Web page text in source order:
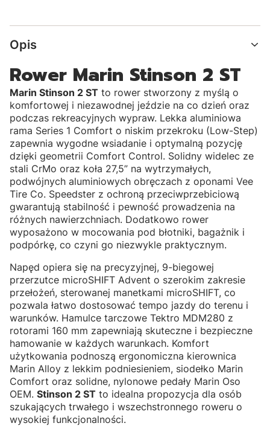
Opis
Rower Marin Stinson 2 ST
Marin Stinson 2 ST to rower stworzony z myślą o
komfortowej i niezawodnej jeździe na co dzień oraz
podczas rekreacyjnych wypraw. Lekka aluminiowa
rama Series 1 Comfort o niskim przekroku (Low-Step)
zapewnia wygodne wsiadanie i optymalną pozycję
dzięki geometrii Comfort Control. Solidny widelec ze
stali CrMo oraz koła 27,5” na wytrzymałych,
podwójnych aluminiowych obręczach z oponami Vee
Tire Co. Speedster z ochroną przeciwprzebiciową
gwarantują stabilność i pewność prowadzenia na
różnych nawierzchniach. Dodatkowo rower
wyposażono w mocowania pod błotniki, bagażnik i
podpórkę, co czyni go niezwykle praktycznym.
Napęd opiera się na precyzyjnej, 9-biegowej
przerzutce microSHIFT Advent o szerokim zakresie
przełożeń, sterowanej manetkami microSHIFT, co
pozwala łatwo dostosować tempo jazdy do terenu i
warunków. Hamulce tarczowe Tektro MDM280 z
rotorami 160 mm zapewniają skuteczne i bezpieczne
hamowanie w każdych warunkach. Komfort
użytkowania podnoszą ergonomiczna kierownica
Marin Alloy z lekkim podniesieniem, siodełko Marin
Comfort oraz solidne, nylonowe pedały Marin Oso
OEM. Stinson 2 ST to idealna propozycja dla osób
szukających trwałego i wszechstronnego roweru o
wysokiej funkcjonalności.